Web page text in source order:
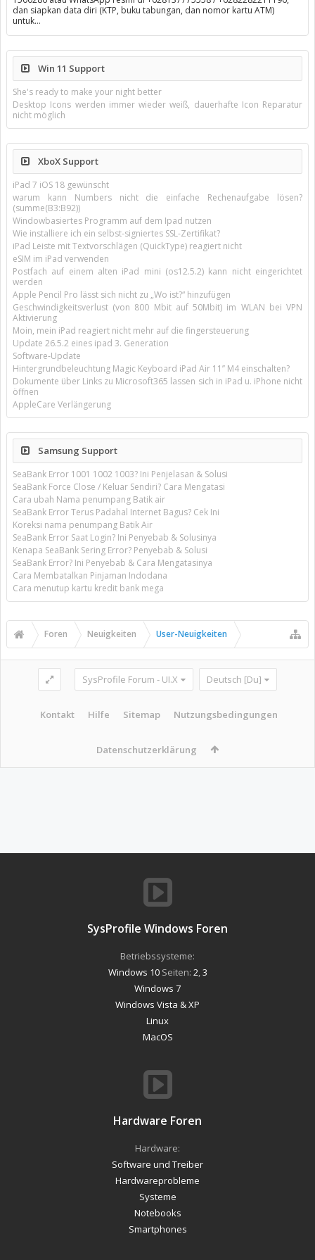
dan siapkan data diri (KTP, buku tabungan, dan nomor kartu ATM)
untuk…
Win 11 Support
She's ready to make your night better
Desktop Icons werden immer wieder weiß, dauerhafte Icon Reparatur
nicht möglich
XboX Support
iPad 7 iOS 18 gewünscht
warum kann Numbers nicht die einfache Rechenaufgabe lösen?
(summe(B3:B92))
Windowbasiertes Programm auf dem Ipad nutzen
Wie installiere ich ein selbst-signiertes SSL-Zertifikat?
iPad Leiste mit Textvorschlägen (QuickType) reagiert nicht
eSIM im iPad verwenden
Postfach auf einem alten iPad mini (os12.5.2) kann nicht eingerichtet
werden
Apple Pencil Pro lässt sich nicht zu „Wo ist?“ hinzufügen
Geschwindigkeitsverlust (von 800 Mbit auf 50Mbit) im WLAN bei VPN
Aktivierung
Moin, mein iPad reagiert nicht mehr auf die fingersteuerung
Update 26.5.2 eines ipad 3. Generation
Software-Update
Hintergrundbeleuchtung Magic Keyboard iPad Air 11’’ M4 einschalten?
Dokumente über Links zu Microsoft365 lassen sich in iPad u. iPhone nicht
öffnen
AppleCare Verlängerung
Samsung Support
SeaBank Error 1001 1002 1003? Ini Penjelasan & Solusi
SeaBank Force Close / Keluar Sendiri? Cara Mengatasi
Cara ubah Nama penumpang Batik air
SeaBank Error Terus Padahal Internet Bagus? Cek Ini
Koreksi nama penumpang Batik Air
SeaBank Error Saat Login? Ini Penyebab & Solusinya
Kenapa SeaBank Sering Error? Penyebab & Solusi
SeaBank Error? Ini Penyebab & Cara Mengatasinya
Cara Membatalkan Pinjaman Indodana
Cara menutup kartu kredit bank mega
Foren Neuigkeiten User-Neuigkeiten
SysProfile Forum - UI.X Deutsch [Du]
Kontakt Hilfe Sitemap Nutzungsbedingungen
Datenschutzerklärung
SysProfile Windows Foren
Betriebssysteme:
Windows 10Seiten: 2 3
Windows 7
Windows Vista & XP
Linux
MacOS
Hardware Foren
Hardware:
Software und Treiber
Hardwareprobleme
Systeme
Notebooks
Smartphones